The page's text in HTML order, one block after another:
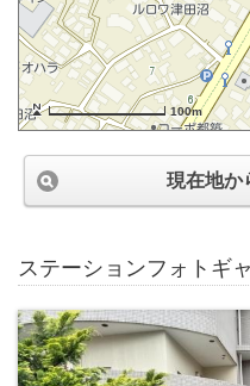
100m
現在地か
ステーションフォトギ